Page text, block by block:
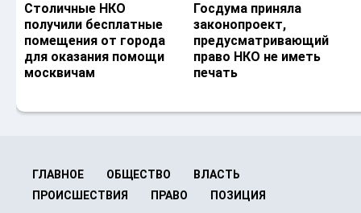
Столичные НКО
получили бесплатные
помещения от города
для оказания помощи
москвичам
Госдума приняла
законопроект,
предусматривающий
право НКО не иметь
печать
ГЛАВНОЕ ОБЩЕСТВО
ВЛАСТЬ
ПРОИСШЕСТВИЯ
ПРАВО ПОЗИЦИЯ